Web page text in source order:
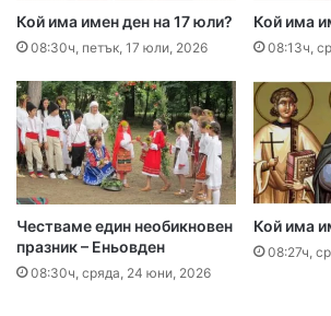
Кой има имен ден на 17 юли?
08:30ч, петък, 17 юли, 2026
Кой има
08:13ч,
Честваме един необикновен
празник – Еньовден
08:30ч, сряда, 24 юни, 2026
Кой има
08:27ч,